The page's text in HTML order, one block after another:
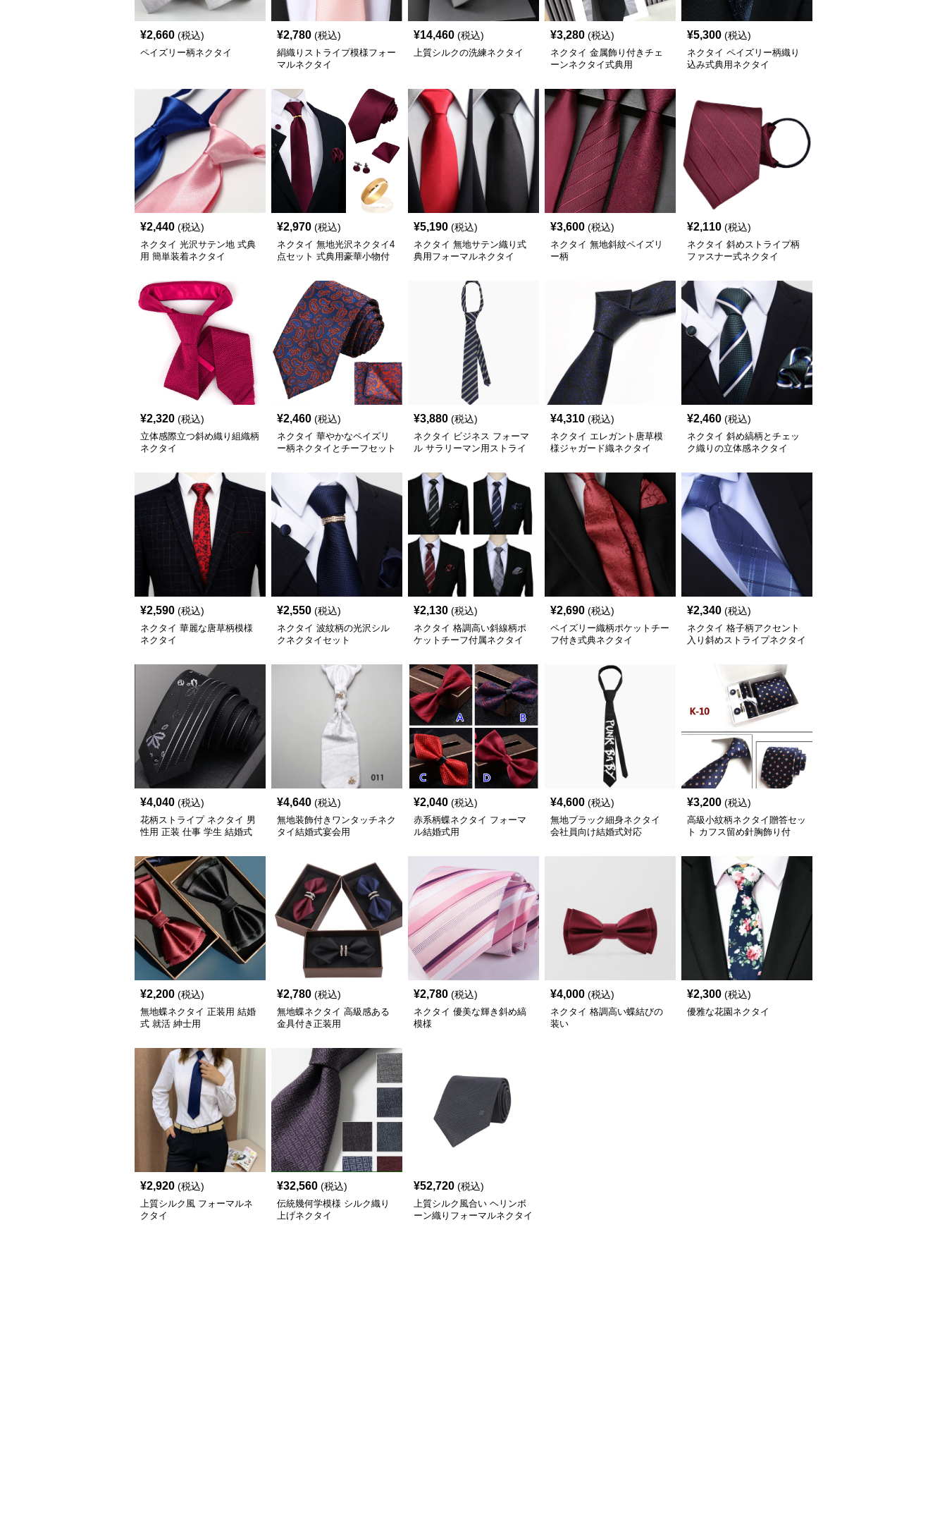
¥2,660 (税込)
ペイズリー柄ネクタイ
¥2,780 (税込)
絹織りストライプ模様フォー
マルネクタイ
¥14,460 (税込)
上質シルクの洗練ネクタイ
¥3,280 (税込)
ネクタイ 金属飾り付きチェ
ーンネクタイ式典用
¥5,300 (税込)
ネクタイ ペイズリー柄織り
込み式典用ネクタイ
¥2,440 (税込)
ネクタイ 光沢サテン地 式典
用 簡単装着ネクタイ
¥2,970 (税込)
ネクタイ 無地光沢ネクタイ4
点セット 式典用豪華小物付
¥5,190 (税込)
ネクタイ 無地サテン織り式
典用フォーマルネクタイ
¥3,600 (税込)
ネクタイ 無地斜紋ペイズリ
ー柄
¥2,110 (税込)
ネクタイ 斜めストライプ柄
ファスナー式ネクタイ
¥2,320 (税込)
立体感際立つ斜め織り組織柄
ネクタイ
¥2,460 (税込)
ネクタイ 華やかなペイズリ
ー柄ネクタイとチーフセット
¥3,880 (税込)
ネクタイ ビジネス フォーマ
ル サラリーマン用ストライ
¥4,310 (税込)
ネクタイ エレガント唐草模
様ジャガード織ネクタイ
¥2,460 (税込)
ネクタイ 斜め縞柄とチェッ
ク織りの立体感ネクタイ
¥2,590 (税込)
ネクタイ 華麗な唐草柄模様
ネクタイ
¥2,550 (税込)
ネクタイ 波紋柄の光沢シル
クネクタイセット
¥2,130 (税込)
ネクタイ 格調高い斜線柄ポ
ケットチーフ付属ネクタイ
¥2,690 (税込)
ペイズリー織柄ポケットチー
フ付き式典ネクタイ
¥2,340 (税込)
ネクタイ 格子柄アクセント
入り斜めストライプネクタイ
¥4,040 (税込)
花柄ストライプ ネクタイ 男
性用 正装 仕事 学生 結婚式
¥4,640 (税込)
無地装飾付きワンタッチネク
タイ結婚式宴会用
¥2,040 (税込)
赤系柄蝶ネクタイ フォーマ
ル結婚式用
¥4,600 (税込)
無地ブラック細身ネクタイ
会社員向け結婚式対応
¥3,200 (税込)
高級小紋柄ネクタイ贈答セッ
ト カフス留め針胸飾り付
¥2,200 (税込)
無地蝶ネクタイ 正装用 結婚
式 就活 紳士用
¥2,780 (税込)
無地蝶ネクタイ 高級感ある
金具付き正装用
¥2,780 (税込)
ネクタイ 優美な輝き斜め縞
模様
¥4,000 (税込)
ネクタイ 格調高い蝶結びの
装い
¥2,300 (税込)
優雅な花園ネクタイ
¥2,920 (税込)
上質シルク風 フォーマルネ
クタイ
¥32,560 (税込)
伝統幾何学模様 シルク織り
上げネクタイ
¥52,720 (税込)
上質シルク風合い ヘリンボ
ーン織りフォーマルネクタイ